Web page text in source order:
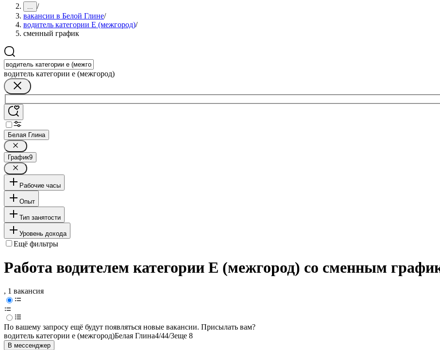
... /
вакансии в Белой Глине/
водитель категории E (межгород)/
сменный график
водитель категории e (межгород)
Белая Глина
График9
Рабочие часы
Опыт
Тип занятости
Уровень дохода
Ещё фильтры
Работа водителем категории E (межгород) со сменным
, 1 вакансия
По вашему запросу ещё будут появляться новые вакансии. Присылать вам?
водитель категории e (межгород)Белая Глина4/44/3еще 8
В мессенджер